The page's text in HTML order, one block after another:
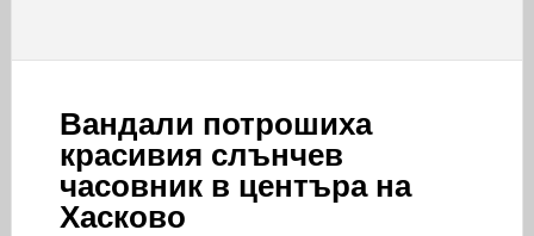
Вандали потрошиха
красивия слънчев
часовник в центъра на
Хасково